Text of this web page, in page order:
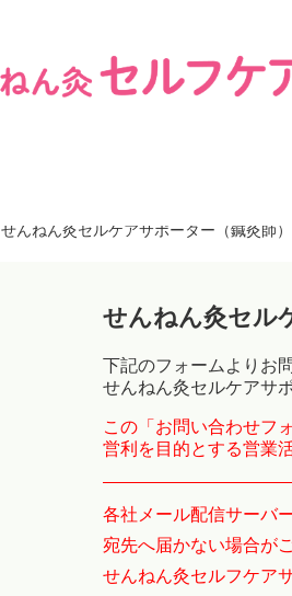
せんねん灸セルケアサポーター（鍼灸師
せんねん灸セル
下記のフォームよりお
せんねん灸セルケアサ
この「お問い合わせフ
営利を目的とする営業
各社メール配信サーバ
宛先へ届かない場合が
せんねん灸セルフケア